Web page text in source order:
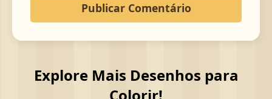
Explore Mais Desenhos para
Colorir!